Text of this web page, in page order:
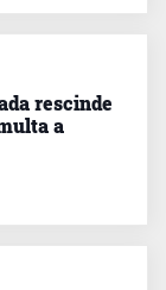
rescinde
a